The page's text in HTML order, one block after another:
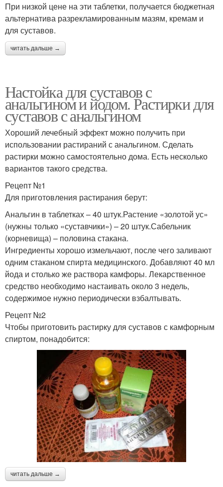
При низкой цене на эти таблетки, получается бюджетная
альтернатива разрекламированным мазям, кремам и
для суставов.
читать дальше →
Настойка для суставов с
анальгином и йодом. Растирки для
суставов с анальгином
Хороший лечебный эффект можно получить при
использовании растираний с анальгином. Сделать
растирки можно самостоятельно дома. Есть несколько
вариантов такого средства.
Рецепт №1
Для приготовления растирания берут:
Анальгин в таблетках – 40 штук.Растение «золотой ус»
(нужны только «суставчики») – 20 штук.Сабельник
(корневища) – половина стакана.
Ингредиенты хорошо измельчают, после чего заливают
одним стаканом спирта медицинского. Добавляют 40 мл
йода и столько же раствора камфоры. Лекарственное
средство необходимо настаивать около 3 недель,
содержимое нужно периодически взбалтывать.
Рецепт №2
Чтобы приготовить растирку для суставов с камфорным
спиртом, понадобится:
читать дальше →